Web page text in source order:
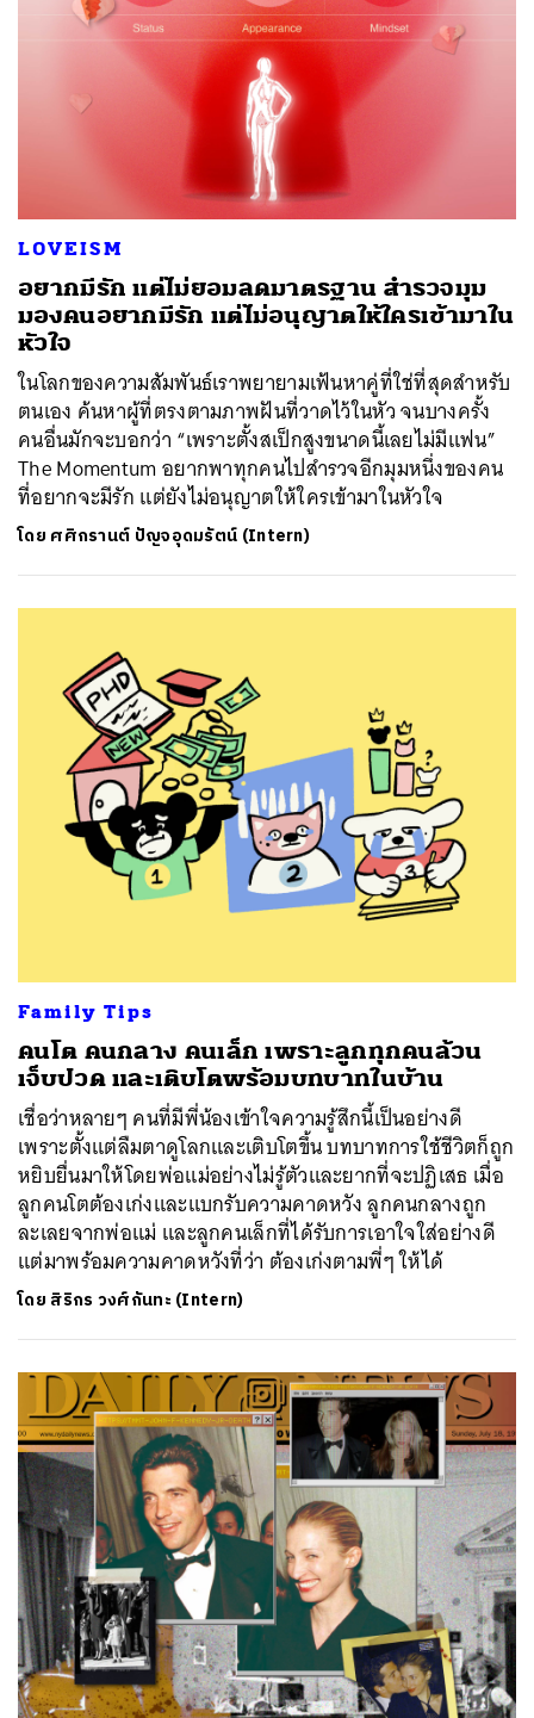
LOVEISM
อยากมีรัก แต่ไม่ยอมลดมาตรฐาน สำรวจมุม
มองคนอยากมีรัก แต่ไม่อนุญาตให้ใครเข้ามาใน
หัวใจ
ในโลกของความสัมพันธ์เราพยายามเฟ้นหาคู่ที่ใช่ที่สุดสำหรับ
ตนเอง ค้นหาผู้ที่ตรงตามภาพฝันที่วาดไว้ในหัว จนบางครั้ง
คนอื่นมักจะบอกว่า “เพราะตั้งสเป็กสูงขนาดนี้เลยไม่มีแฟน”
The Momentum อยากพาทุกคนไปสำรวจอีกมุมหนึ่งของคน
ที่อยากจะมีรัก แต่ยังไม่อนุญาตให้ใครเข้ามาในหัวใจ
โดย ศศิกรานต์ ปัญจอุดมรัตน์ (Intern)
Family Tips
คนโต คนกลาง คนเล็ก เพราะลูกทุกคนล้วน
เจ็บปวด และเติบโตพร้อมบทบาทในบ้าน
เชื่อว่าหลายๆ คนที่มีพี่น้องเข้าใจความรู้สึกนี้เป็นอย่างดี
เพราะตั้งแต่ลืมตาดูโลกและเติบโตขึ้น บทบาทการใช้ชีวิตก็ถูก
หยิบยื่นมาให้โดยพ่อแม่อย่างไม่รู้ตัวและยากที่จะปฏิเสธ เมื่อ
ลูกคนโตต้องเก่งและแบกรับความคาดหวัง ลูกคนกลางถูก
ละเลยจากพ่อแม่ และลูกคนเล็กที่ได้รับการเอาใจใส่อย่างดี
แต่มาพร้อมความคาดหวังที่ว่า ต้องเก่งตามพี่ๆ ให้ได้
โดย สิริกร วงศ์กันทะ (Intern)
SHARE TWEET